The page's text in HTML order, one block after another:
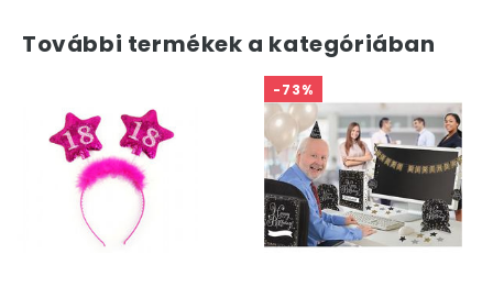
További termékek a kategóriában
-73%